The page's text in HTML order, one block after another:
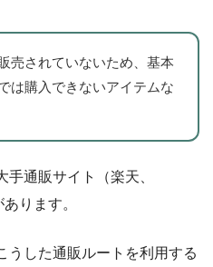
売されていないため、基本
は購入できないアイテムな
通販サイト（楽天、
ります。
うした通販ルートを利用する